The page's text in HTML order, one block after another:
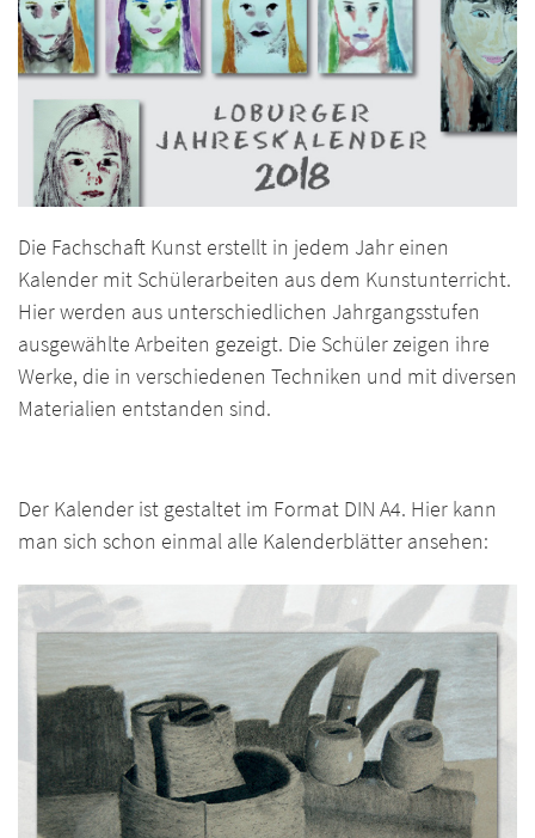
Die Fachschaft Kunst erstellt in jedem Jahr einen
Kalender mit Schülerarbeiten aus dem Kunstunterricht.
Hier werden aus unterschiedlichen Jahrgangsstufen
ausgewählte Arbeiten gezeigt. Die Schüler zeigen ihre
Werke, die in verschiedenen Techniken und mit diversen
Materialien entstanden sind.
Der Kalender ist gestaltet im Format DIN A4. Hier kann
man sich schon einmal alle Kalenderblätter ansehen: